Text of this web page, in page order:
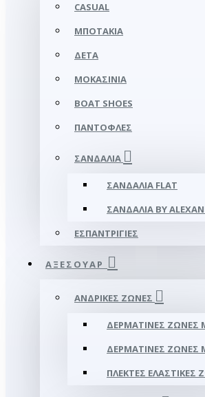
CASUAL
ΜΠΟΤΆΚΙΑ
ΔΕΤΆ
ΜΟΚΑΣΊΝΙΑ
BOAT SHOES
ΠΑΝΤΌΦΛΕΣ
ΣΑΝΔΆΛΙΑ
ΣΑΝΔΆΛΙΑ FLAT
ΣΑΝΔΆΛΙΑ BY
ΕΣΠΑΝΤΡΊΓΙΕΣ
ΑΞΕΣΟΥΑΡ
ΑΝΔΡΙΚΈΣ ΖΏΝΕΣ
ΔΕΡΜΆΤΙΝΕΣ ΖΏΝΕΣ
ΔΕΡΜΆΤΙΝΕΣ ΖΏΝΕΣ
ΠΛΕΚΤΈΣ ΕΛΑΣΤΙΚΈΣ